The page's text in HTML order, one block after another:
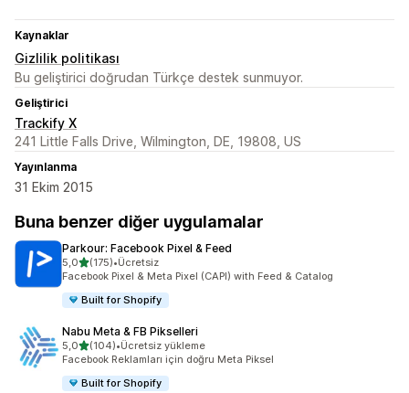
Kaynaklar
Gizlilik politikası
Bu geliştirici doğrudan Türkçe destek sunmuyor.
Geliştirici
Trackify X
241 Little Falls Drive, Wilmington, DE, 19808, US
Yayınlanma
31 Ekim 2015
Buna benzer diğer uygulamalar
Parkour: Facebook Pixel & Feed
5,05 yıldız üzerinden
(175)
toplam 175 değerlendirme
•Ücretsiz
Facebook Pixel & Meta Pixel (CAPI) with Feed & Catalog
Built for Shopify
Nabu Meta & FB Pikselleri
5,05 yıldız üzerinden
(104)
toplam 104 değerlendirme
•Ücretsiz yükleme
Facebook Reklamları için doğru Meta Piksel
Built for Shopify